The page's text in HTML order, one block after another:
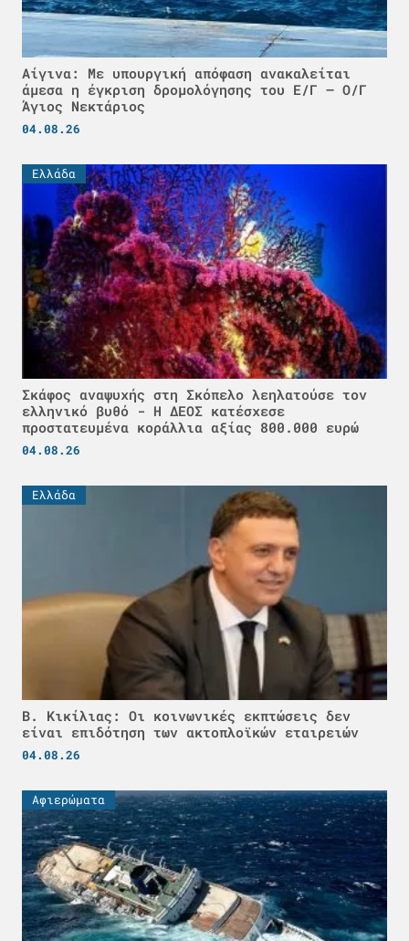
Αίγινα: Με υπουργική απόφαση ανακαλείται
άμεσα η έγκριση δρομολόγησης του Ε/Γ – Ο/Γ
Άγιος Νεκτάριος
04.08.26
Ελλάδα
Σκάφος αναψυχής στη Σκόπελο λεηλατούσε τον
ελληνικό βυθό - H ΔΕΟΣ κατέσχεσε
προστατευμένα κοράλλια αξίας 800.000 ευρώ
04.08.26
Ελλάδα
Β. Κικίλιας: Οι κοινωνικές εκπτώσεις δεν
είναι επιδότηση των ακτοπλοϊκών εταιρειών
04.08.26
Αφιερώματα